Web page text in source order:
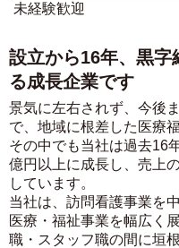
未経験歓迎
設立から16年、黒字
る成長企業です
景気に左右されず、今後
で、地域に根差した医療
その中でも当社は過去16
億円以上に成長し、売上
しています。
当社は、訪問看護事業を
医療・福祉事業を幅広く
職・スタッフ職の間に垣